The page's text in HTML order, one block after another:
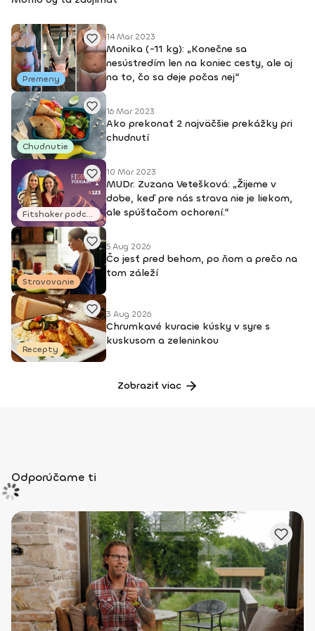
DEEPWORK PORT DE BRAS PILOXING CORE LEVEL 1, 2 FITNESS
TRÉNER 3
Premeny
14 Mar 2023
Monika (-11 kg): „Konečne sa
nesústredím len na koniec cesty, ale aj
na to, čo sa deje počas nej“
Chudnutie
16 Mar 2023
Ako prekonať 2 najväčšie prekážky pri
chudnutí
Fitshaker podcasty
10 Mar 2023
MUDr. Zuzana Vetešková: „Žijeme v
dobe, keď pre nás strava nie je liekom,
ale spúšťačom ochorení.“
Stravovanie
5 Aug 2026
Čo jesť pred behom, po ňom a prečo na
tom záleží
Recepty
3 Aug 2026
Chrumkavé kuracie kúsky v syre s
kuskusom a zeleninkou
Zobraziť viac
Odporúčame ti